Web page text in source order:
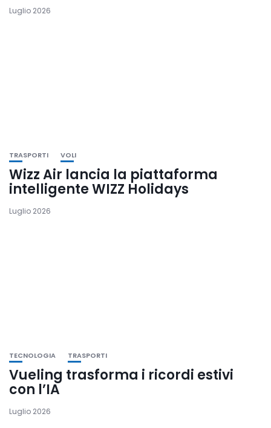
Luglio 2026
TRASPORTI VOLI
Wizz Air lancia la piattaforma
intelligente WIZZ Holidays
Luglio 2026
TECNOLOGIA TRASPORTI
Vueling trasforma i ricordi estivi
con l’IA
Luglio 2026